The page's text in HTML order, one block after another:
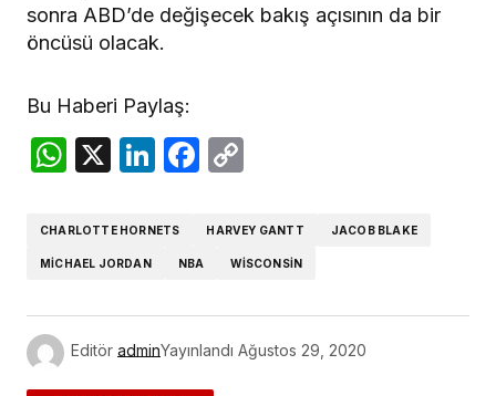
sonra ABD’de değişecek bakış açısının da bir
öncüsü olacak.
Bu Haberi Paylaş:
WhatsApp
X LinkedIn
Facebook
CHARLOTTE HORNETS HARVEY GANTT JACOB BLAKE
MICHAEL JORDAN NBA WISCONSIN
Editör adminYayınlandı Ağustos 29, 2020